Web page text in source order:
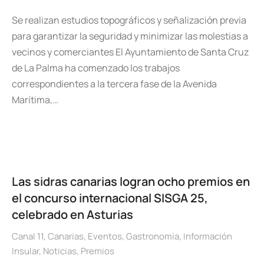
Se realizan estudios topográficos y señalización previa
para garantizar la seguridad y minimizar las molestias a
vecinos y comerciantes El Ayuntamiento de Santa Cruz
de La Palma ha comenzado los trabajos
correspondientes a la tercera fase de la Avenida
Marítima,…
Las sidras canarias logran ocho premios en
el concurso internacional SISGA 25,
celebrado en Asturias
Canal 11, Canarias, Eventos, Gastronomía, Información
Insular, Noticias, Premios